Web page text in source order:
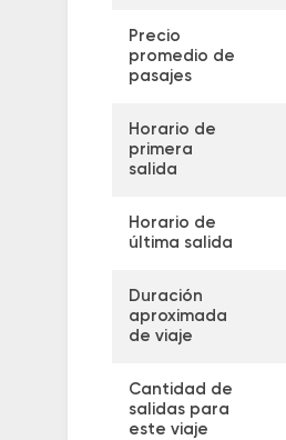
Precio
promedio de
pasajes
Horario de
primera
salida
Horario de
última salida
Duración
aproximada
de viaje
Cantidad de
salidas para
este viaje